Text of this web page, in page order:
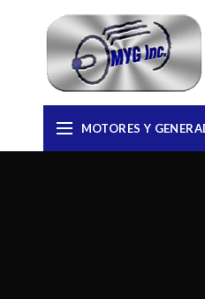
MOTORES Y